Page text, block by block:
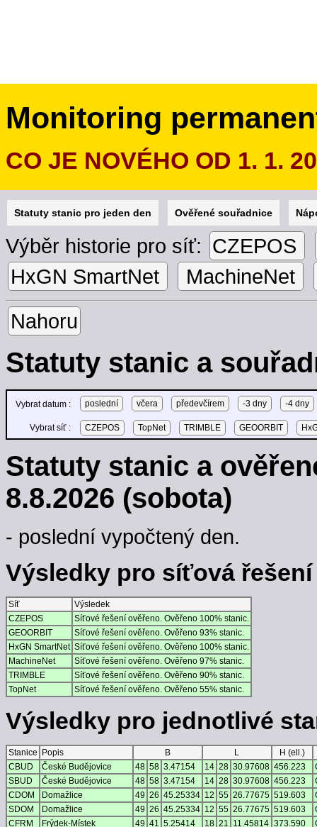
Monitoring
CO JE NOVÉHO OD 1. 1.
Statuty stanic pro jeden den Ověřené souřadnice
Výběr historie pro síť: CZEPOS
HxGN SmartNet
MachineNet
Nahoru
Statuty stanic a
Vybrat datum : poslední včera předevčírem -3 dny -4 dny
Vybrat síť : CZEPOS TopNet TRIMBLE GEOORBIT
Statuty stanic a
8.8.2026 (sobota)
- poslední vypočtený den.
Výsledky pro síťová
Síť
Výsledek
CZEPOS
Síťové řešení ověřeno. Ověřeno 100% stanic.
GEOORBIT
Síťové řešení ověřeno. Ověřeno 93% stanic.
HxGN SmartNet Síťové řešení ověřeno. Ověřeno 100% stanic.
MachineNet
Síťové řešení ověřeno. Ověřeno 97% stanic.
TRIMBLE
Síťové řešení ověřeno. Ověřeno 90% stanic.
TopNet
Síťové řešení ověřeno. Ověřeno 55% stanic.
Výsledky pro jednotlivé
Stanice Popis B L
H (ell.)
CBUD
České Budějovice 48 58 3.47154 14 28 30.97608 456.223
SBUD
České Budějovice 48 58 3.47154 14 28 30.97608 456.223
CDOM
Domažlice 49 26 45.25334 12 55 26.77675 519.603
SDOM
Domažlice 49 26 45.25334 12 55 26.77675 519.603
CFRM
Frýdek-Místek 49 41 5.25414 18 21 11.45814 373.590